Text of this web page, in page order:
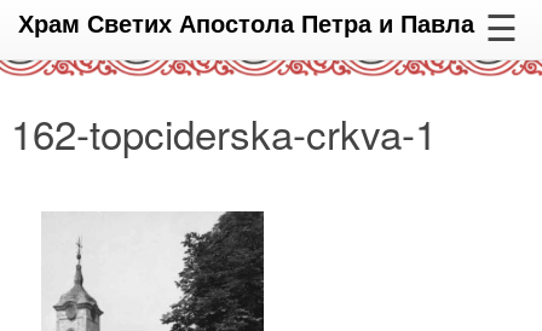
Храм Светих Апостола Петра и Павла ☰
162-topciderska-crkva-1